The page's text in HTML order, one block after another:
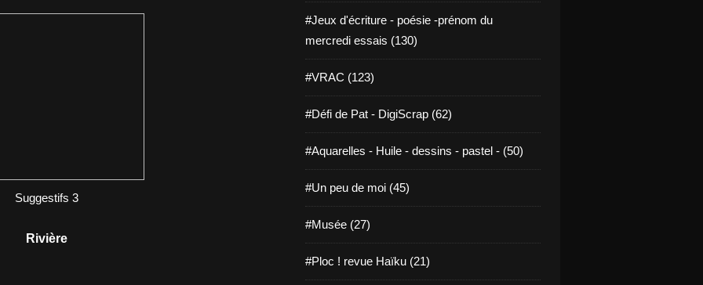
Suggestifs 3
Rivière
#Jeux d'écriture - poésie -prénom du
mercredi essais (130)
#VRAC (123)
#Défi de Pat - DigiScrap (62)
#Aquarelles - Huile - dessins - pastel - (50)
#Un peu de moi (45)
#Musée (27)
#Ploc ! revue Haïku (21)